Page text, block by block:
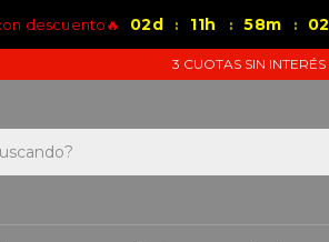
descuento🔥 02d : 11h : 58m : 02
3 CUOTAS SIN INTERÉS